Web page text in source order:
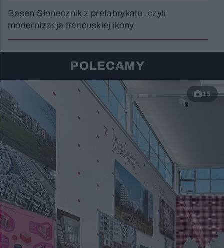
Basen Słonecznik z prefabrykatu, czyli
modernizacja francuskiej ikony
POLECAMY
15